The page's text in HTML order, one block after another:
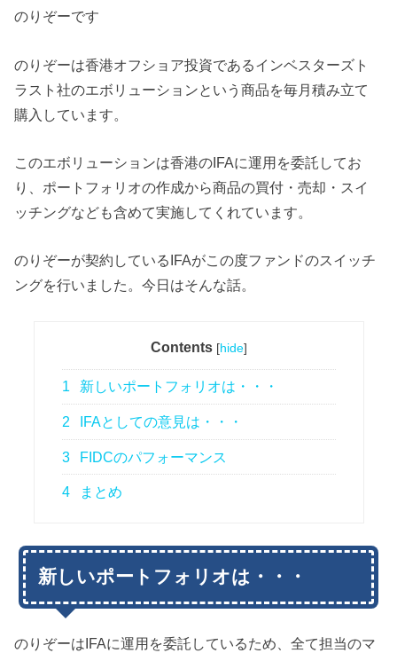
のりぞーです
のりぞーは香港オフショア投資であるインベスターズト
ラスト社のエボリューションという商品を毎月積み立て
購入しています。
このエボリューションは香港のIFAに運用を委託してお
り、ポートフォリオの作成から商品の買付・売却・スイ
ッチングなども含めて実施してくれています。
のりぞーが契約しているIFAがこの度ファンドのスイッチ
ングを行いました。今日はそんな話。
Contents [hide]
1 新しいポートフォリオは・・・
2 IFAとしての意見は・・・
3 FIDCのパフォーマンス
4 まとめ
新しいポートフォリオは・・・
のりぞーはIFAに運用を委託しているため、全て担当のマ